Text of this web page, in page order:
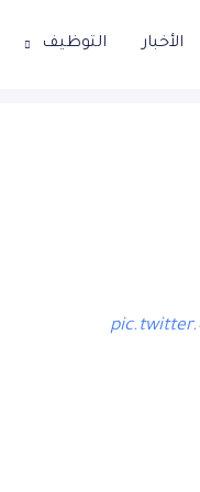
الأخبار التوظيف